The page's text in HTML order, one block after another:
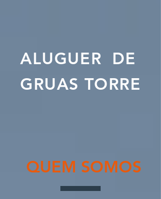
QUEM SOMOS
ALUGUER DE
GRUAS TORRE